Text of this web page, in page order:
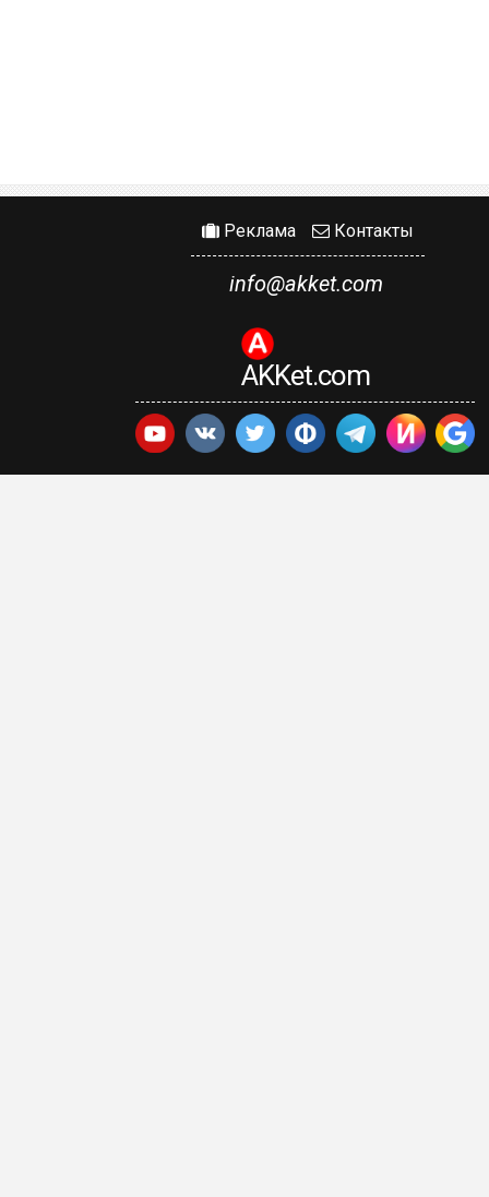
Реклама Контакты
info@akket.com
AKKet.com